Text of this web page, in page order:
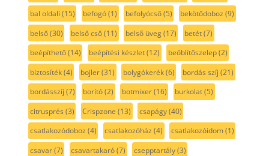
bal oldali (15) befogó(1) befolyócső(5) bekötődoboz (9)
belső(30) belső cső(11) belső üveg(17) betét(7)
beépíthető(14) beépítési készlet(12) beőblítőszelep(2)
biztosíték(4) bojler(31) bolygókerék(6) bordás szíj (21)
bordásszíj (7) borító(2) botmixer(16) burkolat(5)
citrusprés (3) Crispzone (13) csapágy(40)
csatlakozódoboz (4) csatlakozóház (4) csatlakozóidom(1)
csavar(7) csavartakaró(7) csepptartály(3)